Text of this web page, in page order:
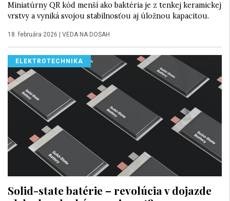
Miniatúrny QR kód menší ako baktéria je z tenkej keramickej
vrstvy a vyniká svojou stabilnosťou aj úložnou kapacitou.
18. februára 2026 VEDA NA DOSAH
ELEKTROTECHNIKA
Solid-state batérie – revolúcia v dojazde